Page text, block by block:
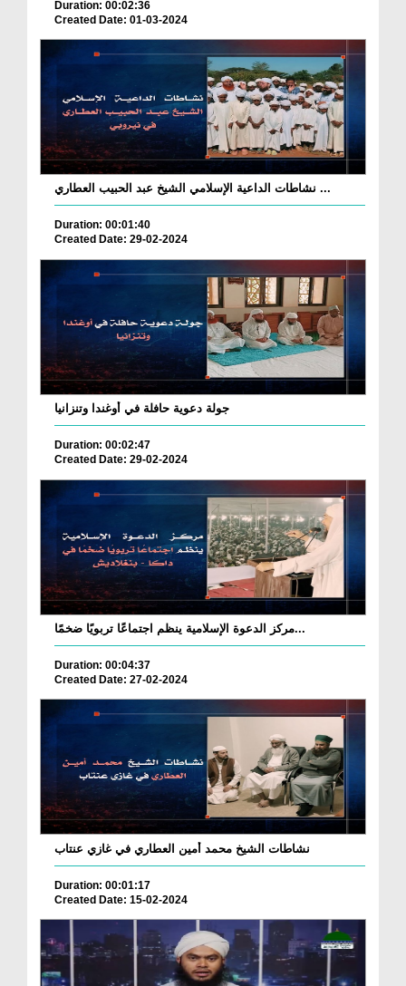
Duration: 00:02:36
Created Date: 01-03-2024
نشاطات الداعية الإسلامي الشيخ عبد الحبيب العطاري ...
Duration: 00:01:40
Created Date: 29-02-2024
جولة دعوية حافلة في أوغندا وتنزانيا
Duration: 00:02:47
Created Date: 29-02-2024
مركز الدعوة الإسلامية ينظم اجتماعًا تربويًا ضخمًا...
Duration: 00:04:37
Created Date: 27-02-2024
نشاطات الشيخ محمد أمين العطاري في غازي عنتاب
Duration: 00:01:17
Created Date: 15-02-2024